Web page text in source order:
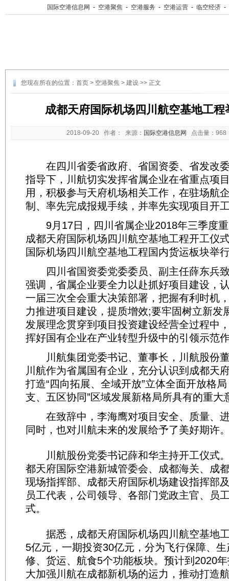
国际空港信息网 - 空港聚焦 - 空港服务 - 空港运营 - 临空经济 -
您现在所在的位置： 首页 > 空港聚焦 > 建设 >> 正文
成都天府国际机场四川航空基地工程
2018-09-20 作者： 来源： 国际空港信息网 点击量：
在四川省委省政府、省国资委、省发改
指导下，川航切实发挥省属企业在省重点项
用，积极参与天府机场相关工作，在驻场航
制、率先完成报规手续，并率先实现项目开
9月17日，四川省属企业2018年三季度重
成都天府国际机场四川航空基地工程开工仪
国际机场四川航空基地工程国内货运板块举
四川省国资委党委委员、副主任薛东兵
强调，省属企业要全力以赴抓好项目建设，
一届三次全会重大决策部署，把握有利时机
力推进项目建设，提质增效;要牢固树立新发
发展理念贯穿到项目投资建设经营全过程中
挥好国有企业在产业转型升级中的引领示范
川航集团党委书记、董事长，川航股份
川航作为省属国有企业，充分认识到成都天
打造“四向拓展、全域开放”立体全面开放格
支、五区协同”区域发展新格局所具有的重大
在致辞中，李海鹰对项目安全、质量、
同时，也对川航未来的发展给予了美好期许
川航股份党委书记薛和华主持开工仪式
都天府国际空港新城管委会、成都海关、成
现场指挥部、成都天府国际机场建设指挥部
员工代表，公司领导、各部门党政主官、员
式。
据悉，成都天府国际机场四川航空基地
5亿元，一期投资30亿元，分为飞行保障、
修、货运、航食5个功能板块。预计到2020
大加强川航在成都新机场的运力，推动打造